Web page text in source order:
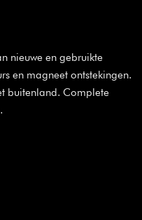
nieuwe en gebruikte
en magneet ontstekingen.
buitenland. Complete